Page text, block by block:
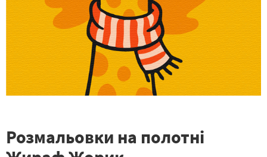
Розмальовки на полотні